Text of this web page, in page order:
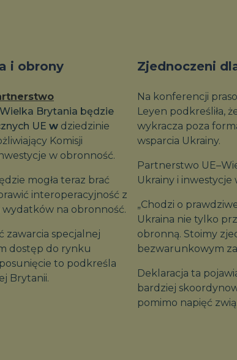
i obrony
Brytania będzie
UE w dziedzinie
Komisji
w obronność.
mogła teraz brać
interoperacyjność z
wydatków na obronność.
zawarcia specjalnej
dostęp do rynku
to podkreśla
Brytanii.
Zjednoczeni
Na konferencji
Leyen podkreśliła,
wykracza poza
wsparcia Ukrainy.
Partnerstwo
Ukrainy i inwestycje
„Chodzi o
Ukraina nie tylko
obronną. Stoimy
bezwarunkowym
Deklaracja ta
bardziej
pomimo napięć